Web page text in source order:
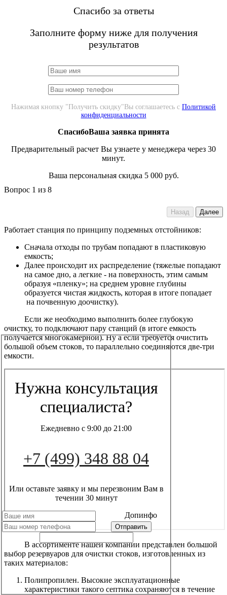
Спасибо за ответы
Заполните форму ниже для получения
результатов
Нажимая кнопку "Получить скидку"Вы соглашаетесь с Политикой
конфиденциальности
СпасибоВаша заявка принята
Предварительный расчет Вы узнаете у менеджера через 30
минут.
Ваша персональная скидка 5 000 руб.
Вопрос 1 из 8
Назад Далее
Работает станция по принципу подземных отстойников:
Сначала отходы по трубам попадают в пластиковую
емкость;
Далее происходит их распределение (тяжелые попадают
на самое дно, а легкие - на поверхность, этим самым
образуя «пленку»; на среднем уровне глубины
образуется чистая жидкость, которая в итоге попадает
на почвенную доочистку).
Если же необходимо выполнить более глубокую
очистку, то подключают пару станций (в итоге емкость
получается многокамерной). Ну а если требуется очистить
большой объем стоков, то параллельно соединяются две-три
емкости.
В ассортименте нашей компании представлен большой
выбор резервуаров для очистки стоков, изготовленных из
таких материалов:
Полипропилен. Высокие эксплуатационные
характеристики такого септика сохраняются в течение
Нужна консультация
специалиста?
Ежедневно с 9:00 до 21:00
+7 (499) 348 88 04
Или оставьте заявку и мы перезвоним Вам в
течении 30 минут
Допинфо